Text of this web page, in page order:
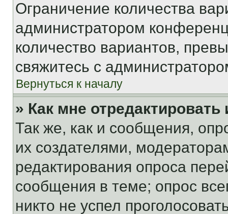
Ограничение количества
администратором
количество вариантов,
свяжитесь с
Вернуться к началу
» Как мне
Так же, как и сообщения,
их создателями,
редактирования опроса
сообщения в теме; опрос
никто не успел